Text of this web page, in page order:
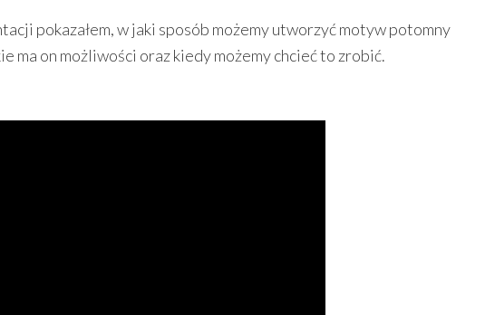
pokazałem, w jaki sposób możemy utworzyć motyw potomny
ma on możliwości oraz kiedy możemy chcieć to zrobić.